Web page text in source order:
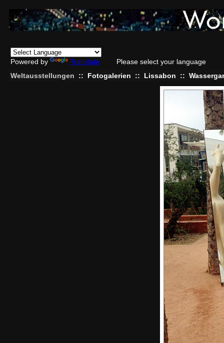
Powered by Translate
Please select your language
Weltausstellungen
:: Fotogalerien :: Lissabon ::